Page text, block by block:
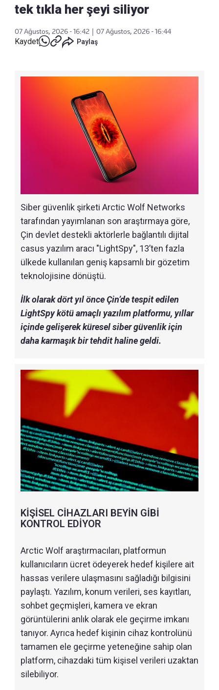
tek tıkla her şeyi siliyor
07 Ağustos, 2026 - 16:42 07 Ağustos, 2026 - 16:44
Kaydet Paylaş
Siber güvenlik şirketi Arctic Wolf Networks
tarafından yayımlanan son araştırmaya göre,
Çin devlet destekli aktörlerle bağlantılı dijital
casus yazılım aracı "LightSpy", 13’ten fazla
ülkede kullanılan geniş kapsamlı bir gözetim
teknolojisine dönüştü.
İlk olarak dört yıl önce Çin’de tespit edilen
LightSpy kötü amaçlı yazılım platformu, yıllar
içinde gelişerek küresel siber güvenlik için
daha karmaşık bir tehdit haline geldi.
KİŞİSEL CİHAZLARI BEYİN GİBİ
KONTROL EDİYOR
Arctic Wolf araştırmacıları, platformun
kullanıcıların ücret ödeyerek hedef kişilere ait
hassas verilere ulaşmasını sağladığı bilgisini
paylaştı. Yazılım, konum verileri, ses kayıtları,
sohbet geçmişleri, kamera ve ekran
görüntülerini anlık olarak ele geçirme imkanı
tanıyor. Ayrıca hedef kişinin cihaz kontrolünü
tamamen ele geçirme yeteneğine sahip olan
platform, cihazdaki tüm kişisel verileri uzaktan
silebiliyor.